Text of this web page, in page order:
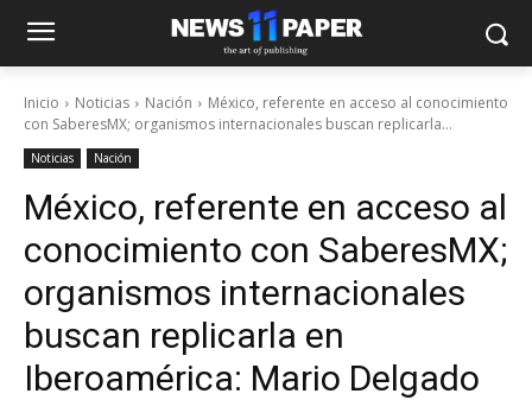
Inicio Noticias Nación
México, referente en acceso al conocimiento
con SaberesMX; organismos internacionales buscan replicarla...
Noticias Nación
México, referente en acceso al
conocimiento con SaberesMX;
organismos internacionales
buscan replicarla en
Iberoamérica: Mario Delgado